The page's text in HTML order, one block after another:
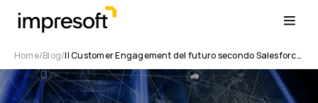
Home Blog Il Customer Engagement del futuro secondo Salesforce: intervista a Luigi Mattiazzi